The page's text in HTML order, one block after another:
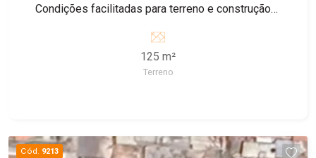
Condições facilitadas para terreno e construção!
obter mais informações.
125 m²
Terreno
Cód. 9213